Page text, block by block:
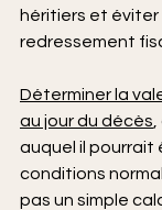
héritiers et
redressement
Déterminer la
au jour du décès
auquel il pourrait
conditions
pas un simple